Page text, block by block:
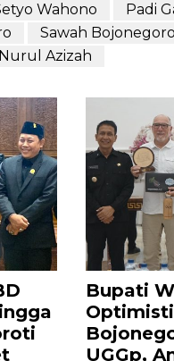
Wahono Padi
Sawah Bojonegoro
Azizah
Bupati
UGGp,